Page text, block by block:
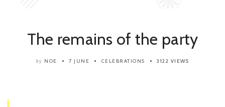
The remains of the party
by NOE 7 JUNE CELEBRATIONS 3122 VIEWS